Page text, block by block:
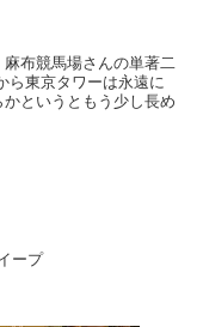
布競馬場さんの単著二
ら東京タワーは永遠に
というともう少し長め
ープ